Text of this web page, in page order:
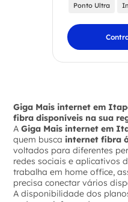
Ponto Ultra
Giga Mais internet em
fibra disponíveis na sua
AGiga Mais internet em
quem busca internet fibra
voltados para diferentes
redes sociais e aplicativos
trabalha em home office,
precisa conectar vários
A disponibilidade dos